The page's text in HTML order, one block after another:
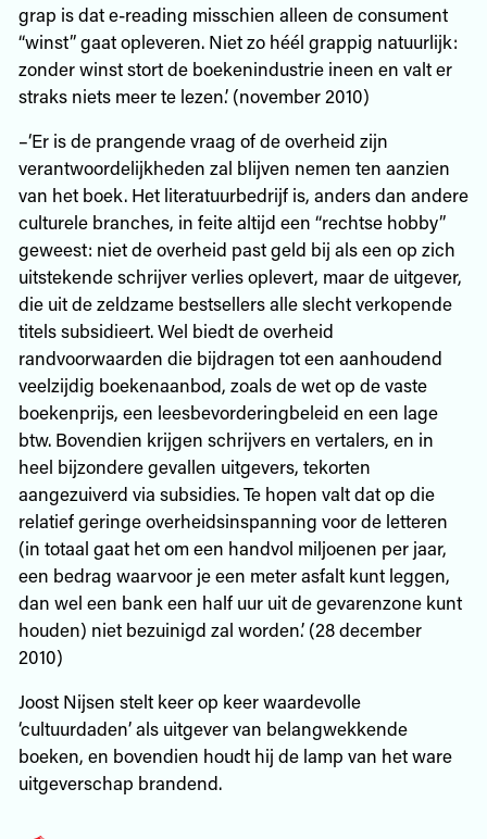
grap is dat e-reading misschien alleen de consument
“winst” gaat opleveren. Niet zo héél grappig natuurlijk:
zonder winst stort de boekenindustrie ineen en valt er
straks niets meer te lezen.’ (november 2010)
–‘Er is de prangende vraag of de overheid zijn
verantwoordelijkheden zal blijven nemen ten aanzien
van het boek. Het literatuurbedrijf is, anders dan andere
culturele branches, in feite altijd een “rechtse hobby”
geweest: niet de overheid past geld bij als een op zich
uitstekende schrijver verlies oplevert, maar de uitgever,
die uit de zeldzame bestsellers alle slecht verkopende
titels subsidieert. Wel biedt de overheid
randvoorwaarden die bijdragen tot een aanhoudend
veelzijdig boekenaanbod, zoals de wet op de vaste
boekenprijs, een leesbevorderingbeleid en een lage
btw. Bovendien krijgen schrijvers en vertalers, en in
heel bijzondere gevallen uitgevers, tekorten
aangezuiverd via subsidies. Te hopen valt dat op die
relatief geringe overheidsinspanning voor de letteren
(in totaal gaat het om een handvol miljoenen per jaar,
een bedrag waarvoor je een meter asfalt kunt leggen,
dan wel een bank een half uur uit de gevarenzone kunt
houden) niet bezuinigd zal worden.’ (28 december
2010)
Joost Nijsen stelt keer op keer waardevolle
‘cultuurdaden’ als uitgever van belangwekkende
boeken, en bovendien houdt hij de lamp van het ware
uitgeverschap brandend.